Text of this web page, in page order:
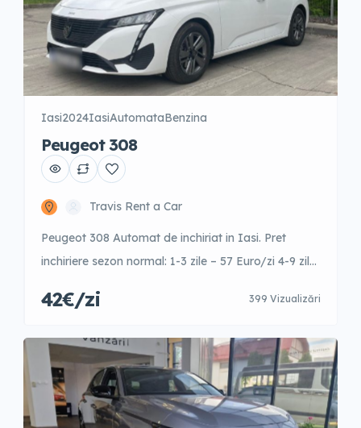
Iasi2024IasiAutomataBenzina
Peugeot 308
Travis Rent a Car
Peugeot 308 Automat de inchiriat in Iasi. Pret
inchiriere sezon normal: 1-3 zile – 57 Euro/zi 4-9 zile
Euro/zi Garantie: 500 Euro Este posibila inchirierea
42€/zi 399 Vizualizări